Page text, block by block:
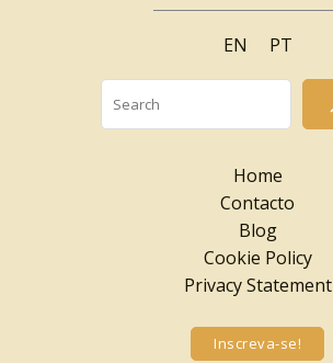
EN
PT
Home
Contacto
Blog
Cookie Policy
Privacy Statement
Inscreva-se!